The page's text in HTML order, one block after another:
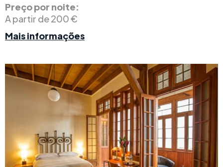
Preço por noite:
A partir de 200 €
Mais informações